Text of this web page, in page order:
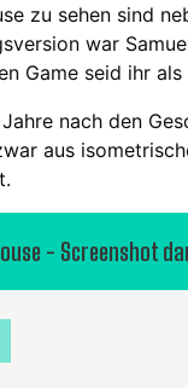
zu sehen sind
war
Game seid ihr
nach den
aus
- Screenshot